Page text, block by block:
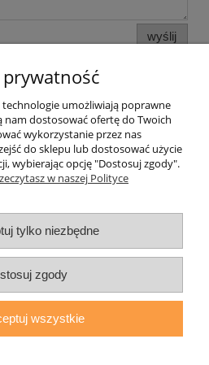
wyślij
Pomoc
konto
O nas
23, 67-200 Głogów | woj. dolnośląskie
| NIP: 6921579498 |
umożliwiają poprawne
nam dostosować ofertę do Twoich
wykorzystanie przez nas
do sklepu lub dostosować użycie
wybierając opcję "Dostosuj zgody".
w naszej Polityce
tylko niezbędne
zgody
wszystkie